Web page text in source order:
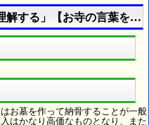
解する」【お寺の言葉を理
お墓を作って納骨することが一般
はかなり高価なものとなり、また